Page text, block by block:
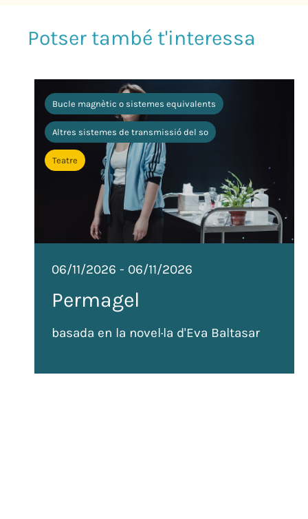
Bucle magnètic o sistemes equivalents
Altres sistemes de transmissió del so
Teatre
06/11/2026 - 06/11/2026
Permagel
basada en la novel·la d'Eva Baltasar